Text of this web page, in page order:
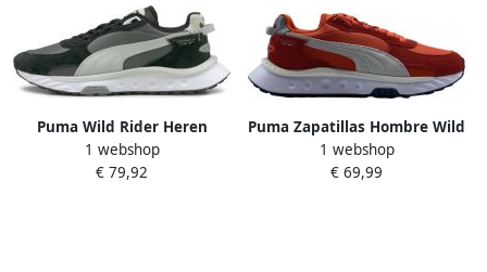
Puma Wild Rider Heren
Schoenen Black Synthetisch
Leer Foot Locker
1 webshop
€ 79,92
Puma Zapatillas Hombre Wild
Rider Pickup Rood
1 webshop
€ 69,99